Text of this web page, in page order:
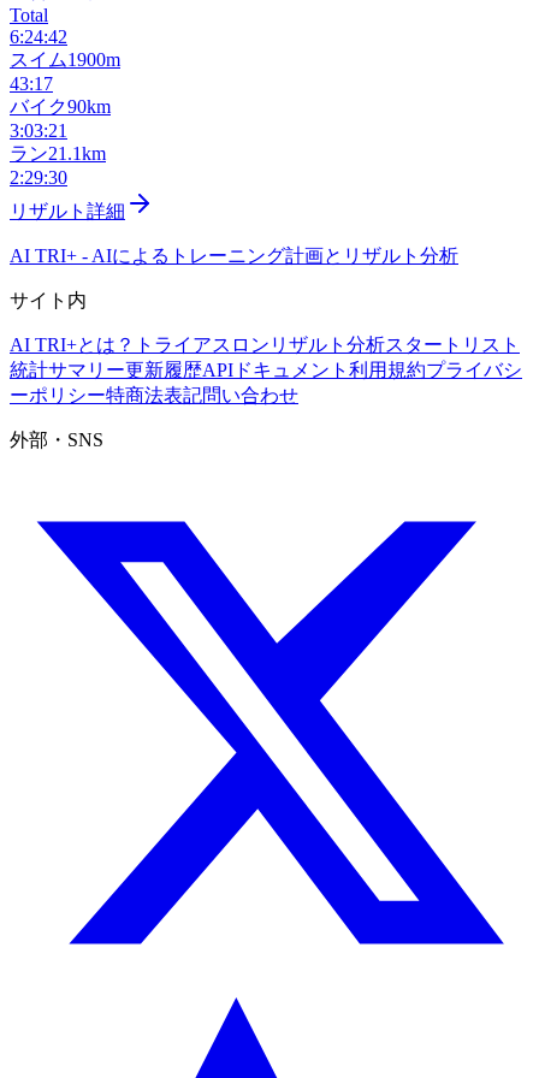
Total
6:24:42
スイム1900m
43:17
バイク90km
3:03:21
ラン21.1km
2:29:30
リザルト詳細
AI TRI+ - AIによるトレーニング計画とリザルト分析
サイト内
AI TRI+とは？ トライアスロンリザルト分析スタートリスト
統計サマリー更新履歴APIドキュメント 利用規約プライバシ
ーポリシー特商法表記問い合わせ
外部・SNS